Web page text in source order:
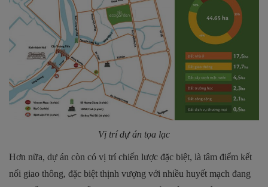
Vị trí dự án tọa lạc
Hơn nữa, dự án còn có vị trí chiến lược đặc biệt, là tâm điểm kết
nối giao thông, đặc biệt thịnh vượng với nhiều huyết mạch đang